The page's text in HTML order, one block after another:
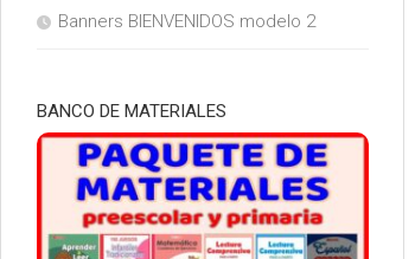
Banners BIENVENIDOS modelo 2
BANCO DE MATERIALES